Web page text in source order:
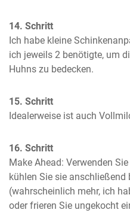
14. Schritt
Ich habe kleine
ich jeweils 2 benötigte, um
Huhns zu bedecken.
15. Schritt
Idealerweise ist auch
16. Schritt
Make Ahead: Verwenden
kühlen Sie sie
(wahrscheinlich mehr, ich
oder frieren Sie ungekocht